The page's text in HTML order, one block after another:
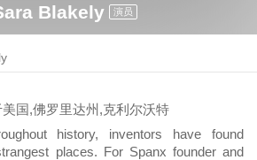
Blakely 演员
美国,佛罗里达州,克利尔沃特
history, inventors have found
places. For Spanx founder and